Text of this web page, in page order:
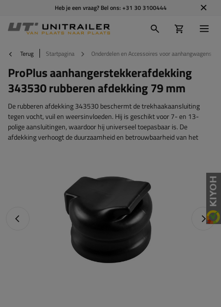
Heb je een vraag? Bel ons: +31 30 3100444
Terug Startpagina Onderdelen en Accessoires voor aanhangwagens
ProPlus aanhangerstekkerafdekking
343530 rubberen afdekking 79 mm
De rubberen afdekking 343530 beschermt de trekhaakaansluiting
tegen vocht, vuil en weersinvloeden. Hij is geschikt voor 7- en 13-
polige aansluitingen, waardoor hij universeel toepasbaar is. De
afdekking verhoogt de duurzaamheid en betrouwbaarheid van het
Vorige foto